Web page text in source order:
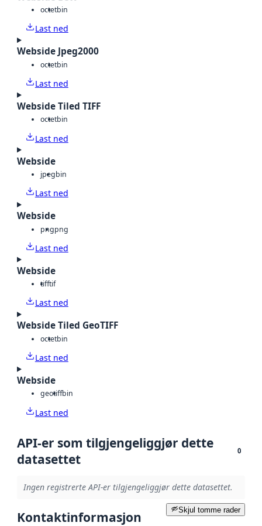
octetbin
Last ned
Webside Jpeg2000
octetbin
Last ned
Webside Tiled TIFF
octetbin
Last ned
Webside
jpegbin
Last ned
Webside
pngpng
Last ned
Webside
tifftif
Last ned
Webside Tiled GeoTIFF
octetbin
Last ned
Webside
geotiffbin
Last ned
API-er som tilgjengeliggjør dette
datasettet
0
Ingen registrerte API-er tilgjengeliggjør dette datasettet.
Skjul tomme rader
Kontaktinformasjon